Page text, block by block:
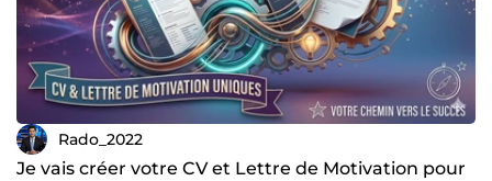
Rado_2022
Je vais créer votre CV et Lettre de Motivation pour